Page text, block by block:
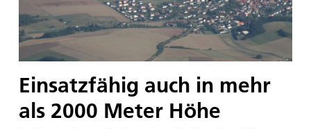
Einsatzfähig auch in mehr
als 2000 Meter Höhe